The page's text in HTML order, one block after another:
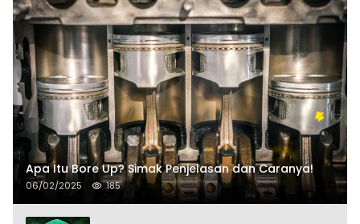
Apa Itu Bore Up? Simak Penjelasan dan Caranya!
06/02/2025 185